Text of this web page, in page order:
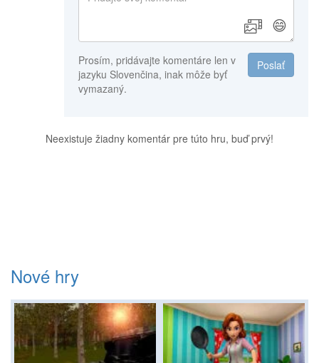
😄
Poslať
Prosím, pridávajte komentáre len v
jazyku Slovenčina, inak môže byť
vymazaný.
Neexistuje žiadny komentár pre túto hru, buď prvý!
Nové hry